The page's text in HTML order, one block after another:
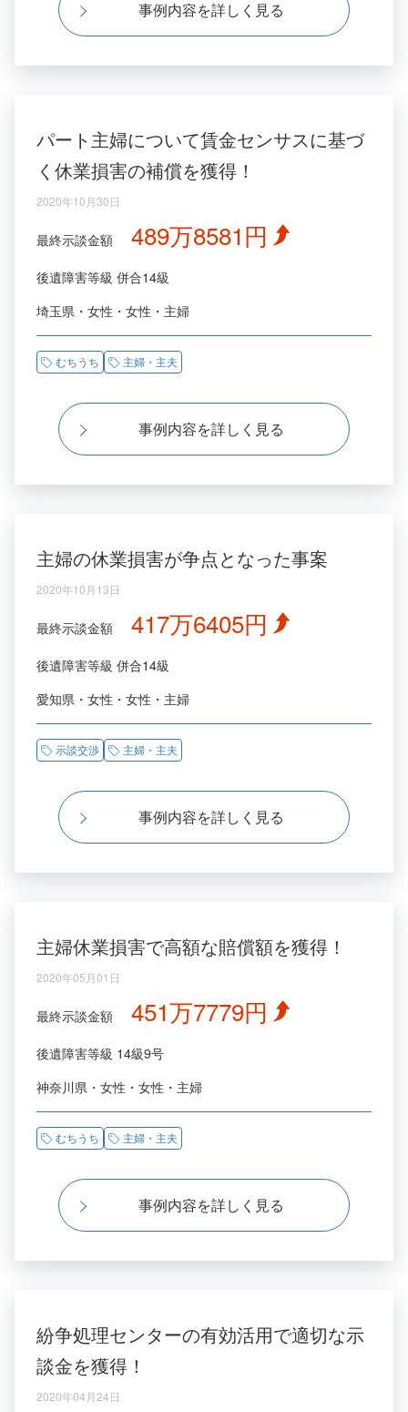
事例内容を詳しく見る
パート主婦について賃金センサスに基づ
く休業損害の補償を獲得！
2020年10月30日
最終示談金額 489万8581円
後遺障害等級 併合14級
埼玉県
女性 女性 主婦
むちうち 主婦・主夫
事例内容を詳しく見る
主婦の休業損害が争点となった事案
2020年10月13日
最終示談金額 417万6405円
後遺障害等級 併合14級
愛知県
女性 女性 主婦
示談交渉 主婦・主夫
事例内容を詳しく見る
主婦休業損害で高額な賠償額を獲得！
2020年05月01日
最終示談金額 451万7779円
後遺障害等級 14級9号
神奈川県
女性 女性 主婦
むちうち 主婦・主夫
事例内容を詳しく見る
紛争処理センターの有効活用で適切な示
談金を獲得！
2020年04月24日